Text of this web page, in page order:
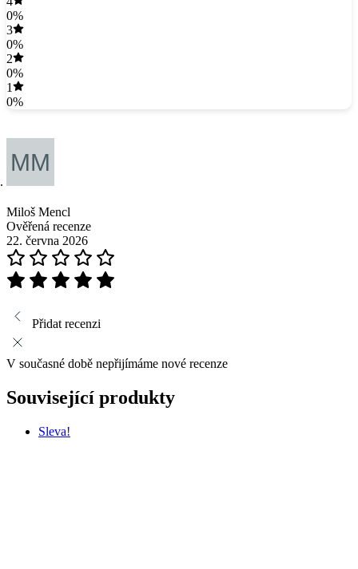
0%
3
0%
2
0%
1
0%
Miloš Mencl
Ověřená recenze
22. června 2026
Přidat recenzi
V současné době nepřijímáme nové recenze
Související produkty
Sleva!